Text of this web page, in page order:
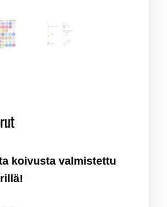
koivusta valmistettu